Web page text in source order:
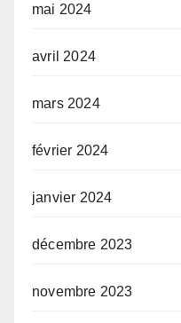
mai 2024
avril 2024
mars 2024
février 2024
janvier 2024
décembre 2023
novembre 2023